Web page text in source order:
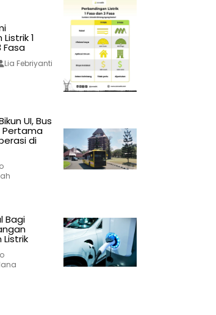
1
Fasa
Lia Febriyanti
UI, Bus
Pertama
di
Bagi